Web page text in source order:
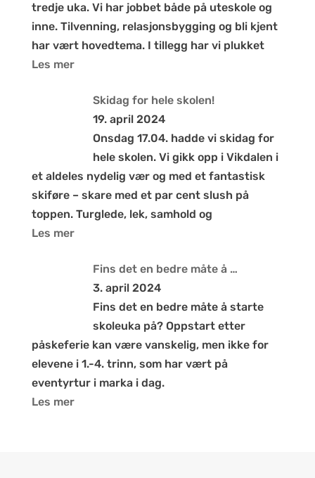
tredje uka. Vi har jobbet både på uteskole og
inne. Tilvenning, relasjonsbygging og bli kjent
har vært hovedtema. I tillegg har vi plukket
Les mer
Skidag for hele skolen!
19. april 2024
Onsdag 17.04. hadde vi skidag for
hele skolen. Vi gikk opp i Vikdalen i
et aldeles nydelig vær og med et fantastisk
skiføre – skare med et par cent slush på
toppen. Turglede, lek, samhold og
Les mer
Fins det en bedre måte å …
3. april 2024
Fins det en bedre måte å starte
skoleuka på? Oppstart etter
påskeferie kan være vanskelig, men ikke for
elevene i 1.-4. trinn, som har vært på
eventyrtur i marka i dag.
Les mer